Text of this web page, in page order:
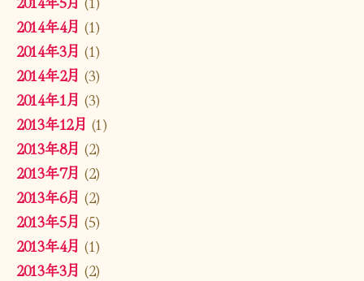
2014年4月 (1)
2014年3月 (1)
2014年2月 (3)
2014年1月 (3)
2013年12月 (1)
2013年8月 (2)
2013年7月 (2)
2013年6月 (2)
2013年5月 (5)
2013年4月 (1)
2013年3月 (2)